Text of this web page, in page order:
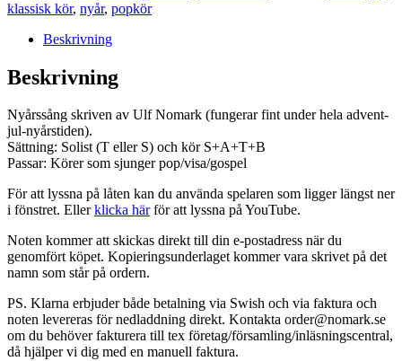
klassisk kör, nyår, popkör
Beskrivning
Beskrivning
Nyårssång skriven av Ulf Nomark (fungerar fint under hela advent-
jul-nyårstiden).
Sättning: Solist (T eller S) och kör S+A+T+B
Passar: Körer som sjunger pop/visa/gospel
För att lyssna på låten kan du använda spelaren som ligger längst ner
i fönstret. Ellerklicka härför att lyssna på YouTube.
Noten kommer att skickas direkt till din e-postadress när du
genomfört köpet. Kopieringsunderlaget kommer vara skrivet på det
namn som står på ordern.
PS. Klarna erbjuder både betalning via Swish och via faktura och
noten levereras för nedladdning direkt. Kontakta order@nomark.se
om du behöver fakturera till tex företag/församling/inläsningscentral,
då hjälper vi dig med en manuell faktura.